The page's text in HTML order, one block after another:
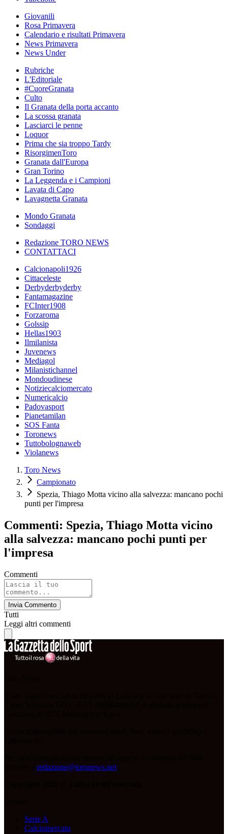
Giovanili
Rosa Primavera
Calendario e risultati Primavera
News Primavera
News Under
Rubriche
L'Editoriale
#CuoreGranata
Culto
Il Granata della porta accanto
La scossa granata
Lasciarci le penne
Loquor
Prima che sia troppo Tardy
RisorgimenToro
Granata dall'Europa
Gran Torino
La Leggenda e i Campioni
Lavata di Capo
Lavagnetta Granata
Mondo Granata
Sondaggi
Redazione TORO NEWS
CONTATTACI
Calcionapoli1926
Cittaceleste
Derbyderbyderby
Fantamagazine
FCInter1908
Forzaroma
Golssip
Hellas1903
Ilmilanista
Juvenews
Mediagol
Milanistichannel
Mondoudinese
Notiziecalciomercato
Numericalcio
Padovasport
Pianetamilan
SOS Fanta
Toronews
Tuttobolognaweb
Violanews
Toro News
Campionato
Spezia, Thiago Motta vicino alla salvezza: mancano pochi
punti per l'impresa
Commenti: Spezia, Thiago Motta vicino
alla salvezza: mancano pochi punti per
l'impresa
Commenti
Invia Commento
Tutti
Leggi altri commenti
redazione@toronews.net
Serie A
Calciomercato